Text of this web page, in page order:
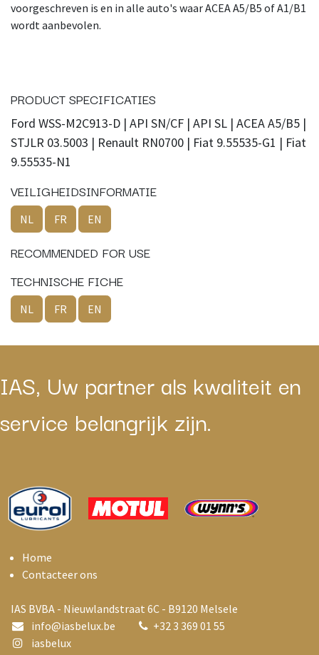
voorgeschreven is en in alle auto's waar ACEA A5/B5 of A1/B1
wordt aanbevolen.
PRODUCT SPECIFICATIES
Ford WSS-M2C913-D | API SN/CF | API SL | ACEA A5/B5 |
STJLR 03.5003 | Renault RN0700 | Fiat 9.55535-G1 | Fiat
9.55535-N1
VEILIGHEIDSINFORMATIE
NL FR EN
RECOMMENDED FOR USE
TECHNISCHE FICHE
NL FR EN
IAS, Uw partner als kwaliteit en
service belangrijk zijn.
Home
Contacteer ons
IAS BVBA - Nieuwlandstraat 6C - B9120 Melsele
info@iasbelux.be +32 3 369 01 55
iasbelux